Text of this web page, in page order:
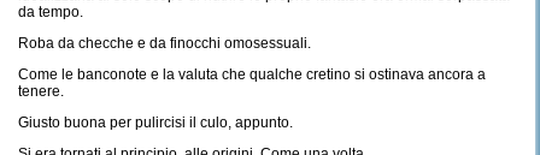
da tempo.
Roba da checche e da finocchi omosessuali.
Come le banconote e la valuta che qualche cretino si ostinava ancora a
tenere.
Giusto buona per pulircisi il culo, appunto.